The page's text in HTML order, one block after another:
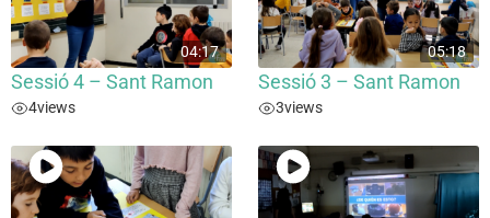
04:17
Sessió 4 – Sant Ramon
4views
05:18
Sessió 3 – Sant Ramon
3views